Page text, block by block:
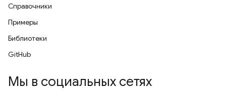
Справочники
Примеры
Библиотеки
GitHub
Мы в социальных сетях